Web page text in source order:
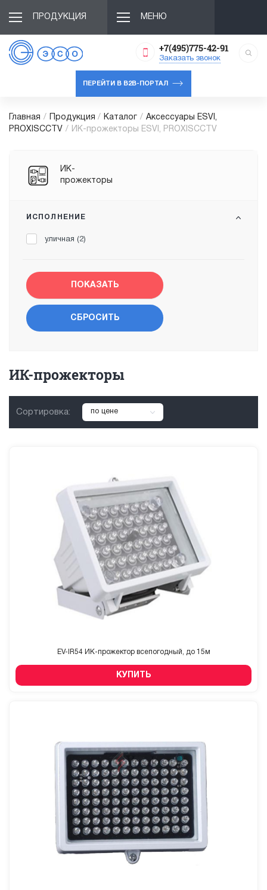
ПРОДУКЦИЯ МЕНЮ
+7(495)775-42-91
Заказать звонок
ПЕРЕЙТИ В B2B-ПОРТАЛ
Главная / Продукция / Каталог / Аксессуары ESVI,
PROXISCCTV / ИК-прожекторы ESVI, PROXISCCTV
ИК-
прожекторы
ИСПОЛНЕНИЕ
уличная (2)
ИК-прожекторы
Сортировка: по цене
EV-IR54 ИК-прожектор всепогодный, до 15м
КУПИТЬ